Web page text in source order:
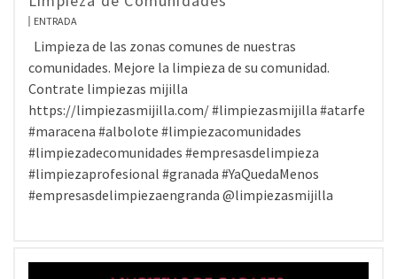
ENTRADA
Limpieza de las zonas comunes de nuestras
comunidades. Mejore la limpieza de su comunidad.
Contrate limpiezas mijilla
https://limpiezasmijilla.com/ #limpiezasmijilla #atarfe
#maracena #albolote #limpiezacomunidades
#limpiezadecomunidades #empresasdelimpieza
#limpiezaprofesional #granada #YaQuedaMenos
#empresasdelimpiezaengranda @limpiezasmijilla